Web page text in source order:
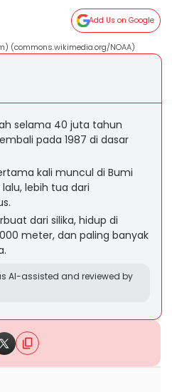
Add Us on Google
(commons.wikimedia.org/NOAA)
selama 40 juta tahun
pada 1987 di dasar
kali muncul di Bumi
lebih tua dari
dari silika, hidup di
meter, dan paling banyak
AI-assisted and reviewed by